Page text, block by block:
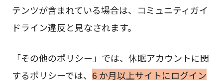
テンツが含まれている場合は、コミュニティガイ
ドライン違反と見なされます。
「その他のポリシー」では、休眠アカウントに関
するポリシーでは、 6 か月以上サイトにログイン